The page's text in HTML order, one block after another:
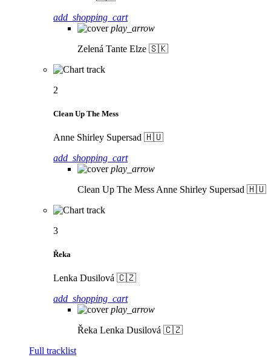
add_shopping_cart
play_arrow
Zelená Tante Elze 🇸🇰
2
Clean Up The Mess
Anne Shirley Supersad 🇭🇺
add_shopping_cart
play_arrow
Clean Up The Mess Anne Shirley Supersad 🇭🇺
3
Řeka
Lenka Dusilová 🇨🇿
add_shopping_cart
play_arrow
Řeka Lenka Dusilová 🇨🇿
Full tracklist